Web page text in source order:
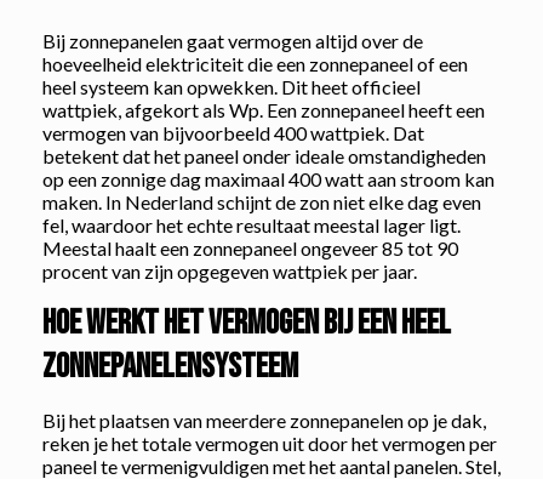
Bij zonnepanelen gaat vermogen altijd over de
hoeveelheid elektriciteit die een zonnepaneel of een
heel systeem kan opwekken. Dit heet officieel
wattpiek, afgekort als Wp. Een zonnepaneel heeft een
vermogen van bijvoorbeeld 400 wattpiek. Dat
betekent dat het paneel onder ideale omstandigheden
op een zonnige dag maximaal 400 watt aan stroom kan
maken. In Nederland schijnt de zon niet elke dag even
fel, waardoor het echte resultaat meestal lager ligt.
Meestal haalt een zonnepaneel ongeveer 85 tot 90
procent van zijn opgegeven wattpiek per jaar.
Hoe werkt het vermogen bij een heel
zonnepanelensysteem
Bij het plaatsen van meerdere zonnepanelen op je dak,
reken je het totale vermogen uit door het vermogen per
paneel te vermenigvuldigen met het aantal panelen. Stel,